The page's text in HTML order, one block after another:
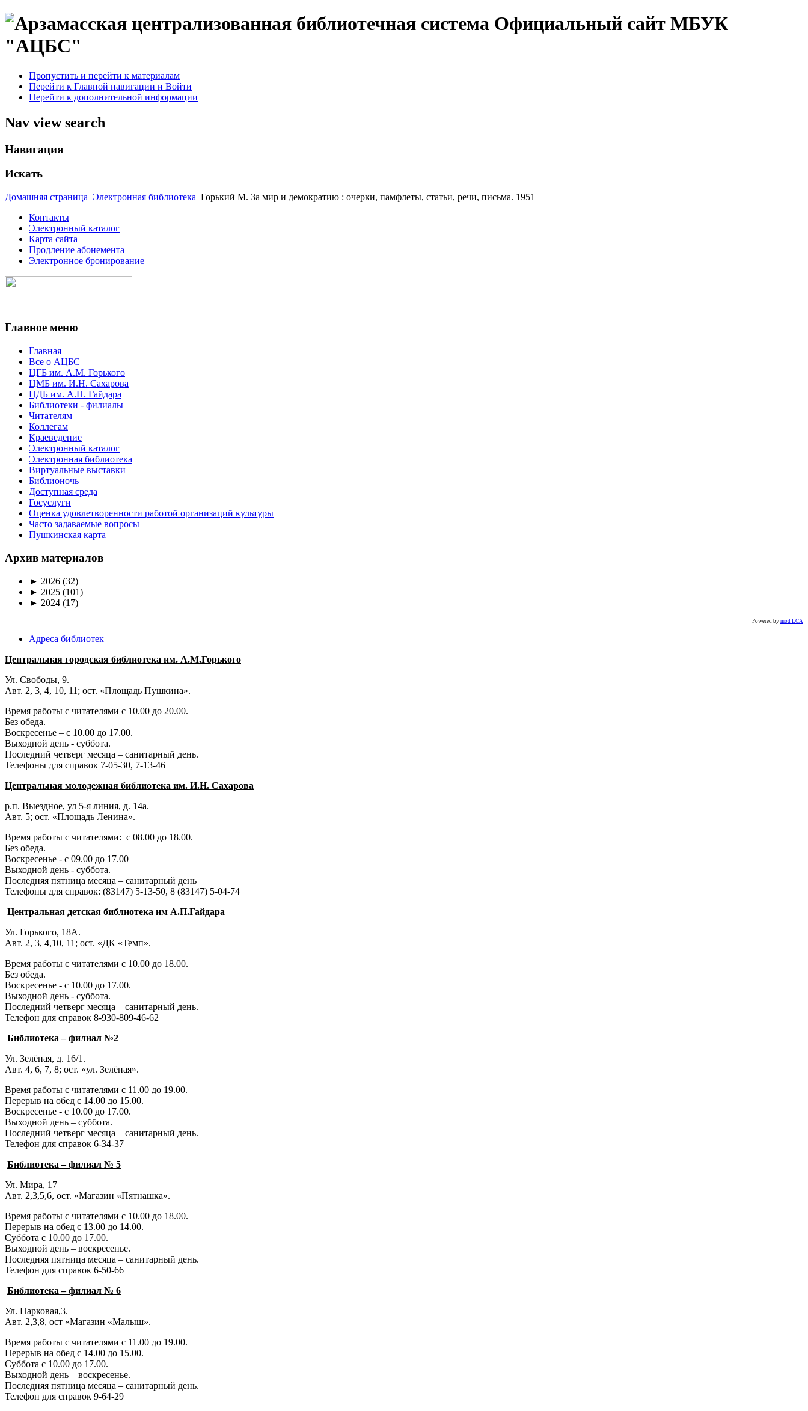
Официальный сайт МБУК
"АЦБС"
Пропустить и перейти к материалам
Перейти к Главной навигации и Войти
Перейти к дополнительной информации
Nav view search
Навигация
Искать
Домашняя страница Электронная библиотека Горький М. За мир и демократию : очерки, памфлеты, статьи, речи, письма. 1951
Контакты
Электронный каталог
Карта сайта
Продление абонемента
Электронное бронирование
Главное меню
Главная
Все о АЦБС
ЦГБ им. А.М. Горького
ЦМБ им. И.Н. Сахарова
ЦДБ им. А.П. Гайдара
Библиотеки - филиалы
Читателям
Коллегам
Краеведение
Электронный каталог
Электронная библиотека
Виртуальные выставки
Библионочь
Доступная среда
Госуслуги
Оценка удовлетворенности работой организаций культуры
Часто задаваемые вопросы
Пушкинская карта
Архив материалов
► 2026 (32)
► 2025 (101)
► 2024 (17)
Powered by mod LCA
Адреса библиотек
Центральная городская библиотека им. А.М.Горького
Ул. Свободы, 9.
Авт. 2, 3, 4, 10, 11; ост. «Площадь Пушкина».
Время работы с читателями с 10.00 до 20.00.
Без обеда.
Воскресенье – с 10.00 до 17.00.
Выходной день - суббота.
Последний четверг месяца – санитарный день.
Телефоны для справок 7-05-30, 7-13-46
Центральная молодежная библиотека им. И.Н. Сахарова
р.п. Выездное, ул 5-я линия, д. 14а.
Авт. 5; ост. «Площадь Ленина».
Время работы с читателями: с 08.00 до 18.00.
Без обеда.
Воскресенье - с 09.00 до 17.00
Выходной день - суббота.
Последняя пятница месяца – санитарный день
Телефоны для справок: (83147) 5-13-50, 8 (83147) 5-04-74
Центральная детская библиотека им А.П.Гайдара
Ул. Горького, 18А.
Авт. 2, 3, 4,10, 11; ост. «ДК «Темп».
Время работы с читателями с 10.00 до 18.00.
Без обеда.
Воскресенье - с 10.00 до 17.00.
Выходной день - суббота.
Последний четверг месяца – санитарный день.
Телефон для справок 8-930-809-46-62
Библиотека – филиал №2
Ул. Зелёная, д. 16/1.
Авт. 4, 6, 7, 8; ост. «ул. Зелёная».
Время работы с читателями с 11.00 до 19.00.
Перерыв на обед с 14.00 до 15.00.
Воскресенье - с 10.00 до 17.00.
Выходной день – суббота.
Последний четверг месяца – санитарный день.
Телефон для справок 6-34-37
Библиотека – филиал № 5
Ул. Мира, 17
Авт. 2,3,5,6, ост. «Магазин «Пятнашка».
Время работы с читателями с 10.00 до 18.00.
Перерыв на обед с 13.00 до 14.00.
Суббота с 10.00 до 17.00.
Выходной день – воскресенье.
Последняя пятница месяца – санитарный день.
Телефон для справок 6-50-66
Библиотека – филиал № 6
Ул. Парковая,3.
Авт. 2,3,8, ост «Магазин «Малыш».
Время работы с читателями с 11.00 до 19.00.
Перерыв на обед с 14.00 до 15.00.
Суббота с 10.00 до 17.00.
Выходной день – воскресенье.
Последняя пятница месяца – санитарный день.
Телефон для справок 9-64-29